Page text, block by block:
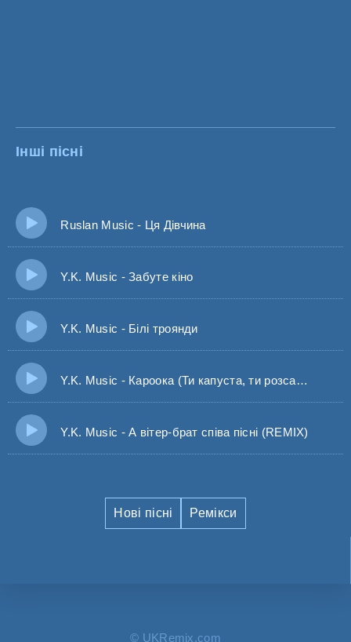
Інші пісні
Ruslan Music - Ця Дівчина
Y.K. Music - Забуте кіно
Y.K. Music - Білі троянди
Y.K. Music - Кароока (Ти капуста, ти розсада)
Y.K. Music - А вітер-брат співа пісні (REMIX)
Нові пісні Ремікси
© UKRemix.com